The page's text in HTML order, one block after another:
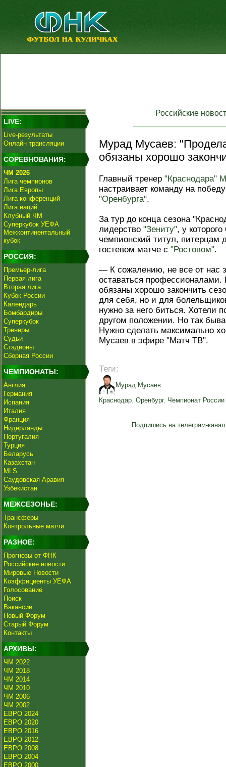
LIVE:
Live-результаты
Онлайн трансляции
СОРЕВНОВАНИЯ:
ЧМ 2026
Лига чемпионов
Лига Европы
Лига конференций
Лига наций
Клубный ЧМ
Суперкубок УЕФА
Межконтинентальный
кубок
РОССИЯ:
Премьер-лига
Первая лига
Вторая лига
Кубок России
Календарь
Бомбардиры
Суперкубок
Тренеры
Судьи
Стадионы
Сборная России
ЧЕМПИОНАТЫ:
Англия
Германия
Испания
Италия
Франция
Нидерланды
Португалия
Турция
Беларусь
Казахстан
MLS
Саудовская Аравия
Узбекистан
МЕЖСЕЗОНЬЕ:
Трансферы
Контрольные матчи
РАЗНОЕ:
Прогнозы от ФНК
Российские новости
Мировые Новости
Коэффициенты УЕФА
Голосование
Поиск
Вакансии
Новый Форум
Старый Форум
Контакты
АРХИВЫ:
ЧМ 2022
ЧМ 2018
ЧМ 2014
ЧМ 2010
ЧМ 2006
ЧМ 2002
ЕВРО 2024
ЕВРО 2020
ЕВРО 2016
ЕВРО 2012
ЕВРО 2008
ЕВРО 2004
ЕВРО 2000
Российские
Мурад Мусаев:
обязаны хорошо
Главный тренер "Краснодара"
настраивает команду на
"Оренбурга".
За тур до конца сезона
лидерство "Зениту", у
чемпионский титул, питерцам
гостевом матче с "Ростовом".
— К сожалению, не все от нас
оставаться
обязаны хорошо закончить
для себя, но и для
нужно за него биться. Хотели
другом положении. Но так
Нужно сделать максимально
Мусаев в эфире "Матч ТВ".
Теги:
Мурад Мусаев
Краснодар, Оренбург, Чемпионат России
Подпишись на телеграм-